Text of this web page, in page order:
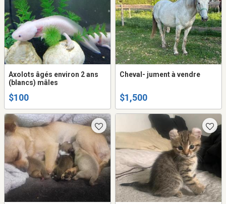
Axolots âgés environ 2 ans
(blancs) mâles
$100
Cheval- jument à vendre
$1,500